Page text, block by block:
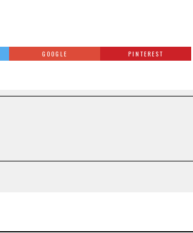
GOOGLE PINTEREST